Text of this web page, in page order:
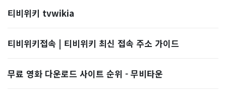
티비위키 tvwikia
티비위키접속 | 티비위키 최신 접속 주소 가이드
무료 영화 다운로드 사이트 순위 - 무비타운